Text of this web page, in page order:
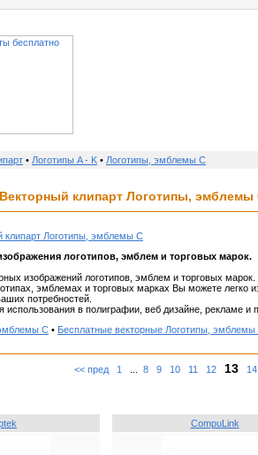
• Логотипы A - K • Логотипы, эмблемы C
Векторный клипарт Логотипы, эмблемы
клипарт Логотипы, эмблемы C
логотипов, эмблем и торговых марок.
изображений логотипов, эмблем и торговых марок.
эмблемах и торговых марках Вы можете легко
потребностей.
использования в полиграфии, веб дизайне, рекламе и
C • Бесплатные векторные Логотипы, эмблемы
<< пред 1 8 9 10 11 12 13 14
CompuLink